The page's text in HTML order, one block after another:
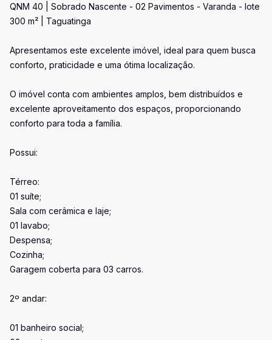
QNM 40 | Sobrado Nascente - 02 Pavimentos - Varanda - lote
300 m² | Taguatinga
Apresentamos este excelente imóvel, ideal para quem busca
conforto, praticidade e uma ótima localização.
O imóvel conta com ambientes amplos, bem distribuídos e
excelente aproveitamento dos espaços, proporcionando
conforto para toda a família.
Possui:
Térreo:
01 suíte;
Sala com cerâmica e laje;
01 lavabo;
Despensa;
Cozinha;
Garagem coberta para 03 carros.
2º andar:
01 banheiro social;